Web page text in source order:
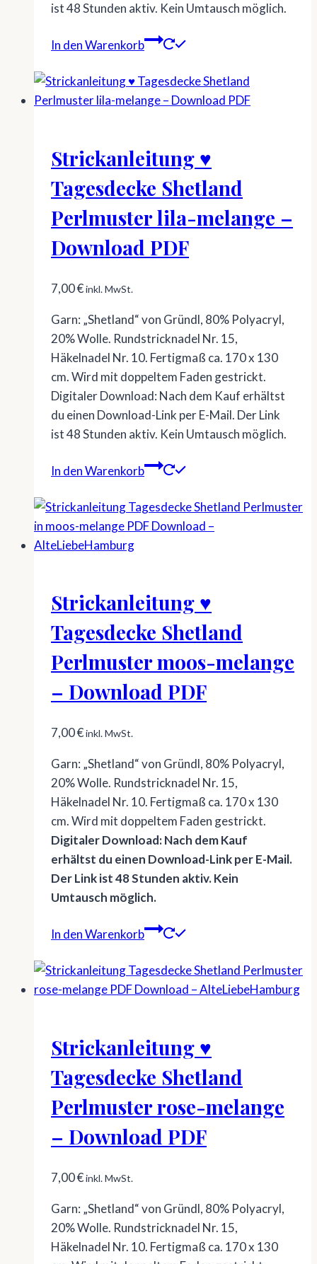
ist 48 Stunden aktiv. Kein Umtausch möglich.
In den Warenkorb
Strickanleitung ♥
Tagesdecke Shetland
Perlmuster lila-melange –
Download PDF
7,00€inkl. MwSt.
Garn: „Shetland“ von Gründl, 80% Polyacryl,
20% Wolle. Rundstricknadel Nr. 15,
Häkelnadel Nr. 10. Fertigmaß ca. 170 x 130
cm. Wird mit doppeltem Faden gestrickt.
Digitaler Download: Nach dem Kauf erhältst
du einen Download-Link per E-Mail. Der Link
ist 48 Stunden aktiv. Kein Umtausch möglich.
In den Warenkorb
Strickanleitung ♥
Tagesdecke Shetland
Perlmuster moos-melange
– Download PDF
7,00€inkl. MwSt.
Garn: „Shetland“ von Gründl, 80% Polyacryl,
20% Wolle. Rundstricknadel Nr. 15,
Häkelnadel Nr. 10. Fertigmaß ca. 170 x 130
cm. Wird mit doppeltem Faden gestrickt.
Digitaler Download: Nach dem Kauf
erhältst du einen Download-Link per E-Mail.
Der Link ist 48 Stunden aktiv. Kein
Umtausch möglich.
In den Warenkorb
Strickanleitung ♥
Tagesdecke Shetland
Perlmuster rose-melange
– Download PDF
7,00€inkl. MwSt.
Garn: „Shetland“ von Gründl, 80% Polyacryl,
20% Wolle. Rundstricknadel Nr. 15,
Häkelnadel Nr. 10. Fertigmaß ca. 170 x 130